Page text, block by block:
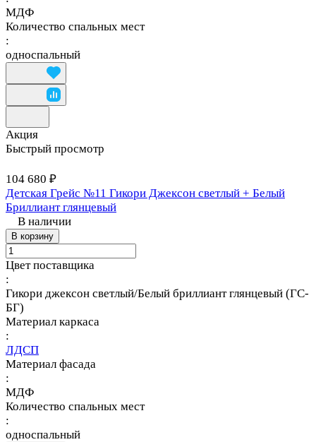
МДФ
Количество спальных мест
:
односпальный
Акция
Быстрый просмотр
104 680 ₽
Детская Грейс №11 Гикори Джексон светлый + Белый
Бриллиант глянцевый
В наличии
В корзину
Цвет поставщика
:
Гикори джексон светлый/Белый бриллиант глянцевый (ГС-
БГ)
Материал каркаса
:
ЛДСП
Материал фасада
:
МДФ
Количество спальных мест
:
односпальный